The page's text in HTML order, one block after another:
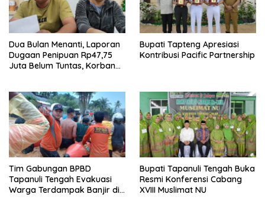
Dua Bulan Menanti, Laporan
Dugaan Penipuan Rp47,75
Juta Belum Tuntas, Korban
Bupati Tapteng Apresiasi
Kontribusi Pacific Partnership
Tim Gabungan BPBD
Tapanuli Tengah Evakuasi
Warga Terdampak Banjir di
Bupati Tapanuli Tengah Buka
Resmi Konferensi Cabang
XVIII Muslimat NU